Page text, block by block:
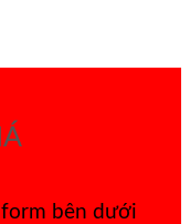
bên dưới